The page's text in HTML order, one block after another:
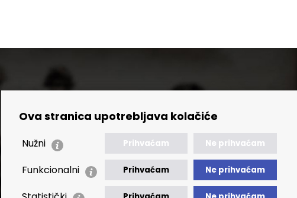
Ova stranica upotrebljava kolačiće
Nužni Prihvaćam Ne prihvaćam
Funkcionalni Prihvaćam Ne prihvaćam
🢒 Izvještaji
🢒 Izjava o pristupačnosti